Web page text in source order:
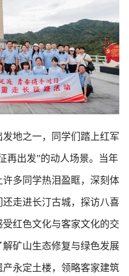
地之一，同学们踏上红军
再出发”的动人场景。当年
多同学热泪盈眶，深刻体
走进长汀古城，探访八喜
红色文化与客家文化的交
矿山生态修复与绿色发展
永定土楼，领略客家建筑